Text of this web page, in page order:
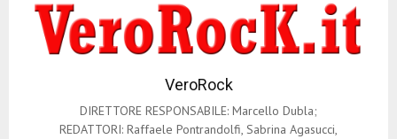
VeroRock
DIRETTORE RESPONSABILE: Marcello Dubla;
REDATTORI: Raffaele Pontrandolfi, Sabrina Agasucci,